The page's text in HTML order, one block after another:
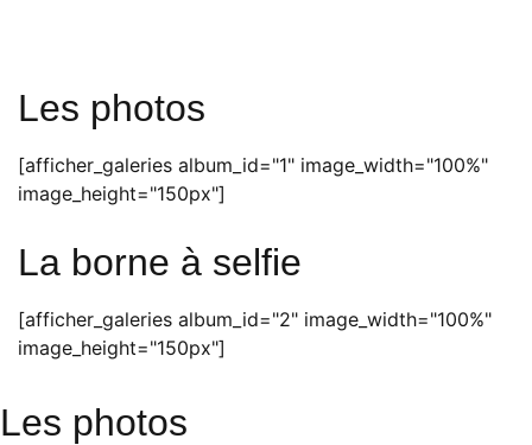
Les photos
[afficher_galeries album_id="1" image_width="100%"
image_height="150px"]
La borne à selfie
[afficher_galeries album_id="2" image_width="100%"
image_height="150px"]
Les photos